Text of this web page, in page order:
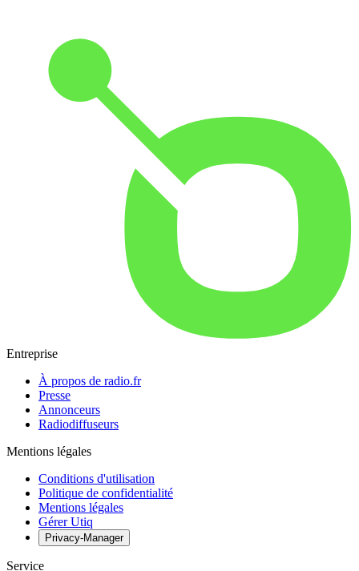
Entreprise
À propos de radio.fr
Presse
Annonceurs
Radiodiffuseurs
Mentions légales
Conditions d'utilisation
Politique de confidentialité
Mentions légales
Gérer Utiq
Privacy-Manager
Service